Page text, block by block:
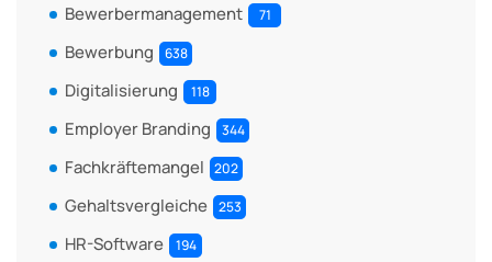
Bewerbermanagement 71
Bewerbung 638
Digitalisierung 118
Employer Branding 344
Fachkräftemangel 202
Gehaltsvergleiche 253
HR-Software 194